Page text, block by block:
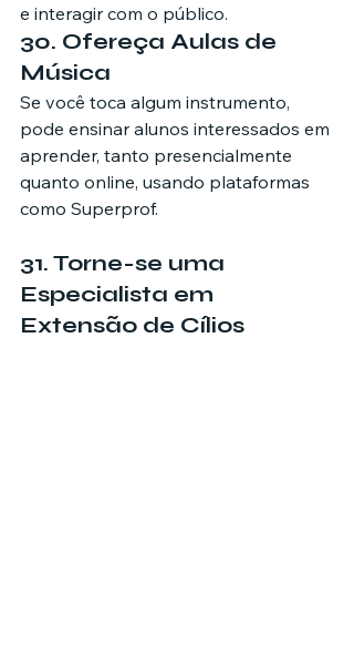
e interagir com o público.
30. Ofereça Aulas de
Música
Se você toca algum instrumento,
pode ensinar alunos interessados em
aprender, tanto presencialmente
quanto online, usando plataformas
31. Torne-se uma
Especialista em
Extensão de Cílios